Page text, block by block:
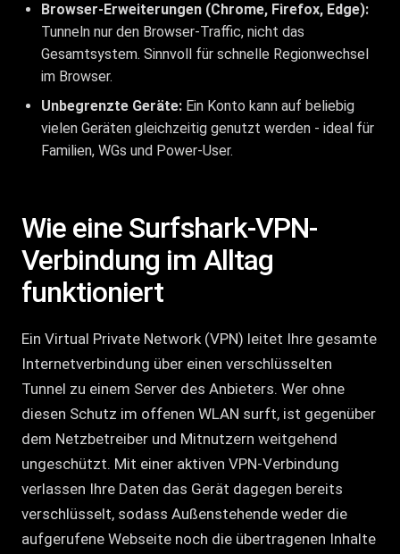
Browser-Erweiterungen (Chrome, Firefox, Edge):
Tunneln nur den Browser-Traffic, nicht das
Gesamtsystem. Sinnvoll für schnelle Regionwechsel
im Browser.
Unbegrenzte Geräte: Ein Konto kann auf beliebig
vielen Geräten gleichzeitig genutzt werden - ideal für
Familien, WGs und Power-User.
Wie eine Surfshark-VPN-
Verbindung im Alltag
funktioniert
Ein Virtual Private Network (VPN) leitet Ihre gesamte
Internetverbindung über einen verschlüsselten
Tunnel zu einem Server des Anbieters. Wer ohne
diesen Schutz im offenen WLAN surft, ist gegenüber
dem Netzbetreiber und Mitnutzern weitgehend
ungeschützt. Mit einer aktiven VPN-Verbindung
verlassen Ihre Daten das Gerät dagegen bereits
verschlüsselt, sodass Außenstehende weder die
aufgerufene Webseite noch die übertragenen Inhalte